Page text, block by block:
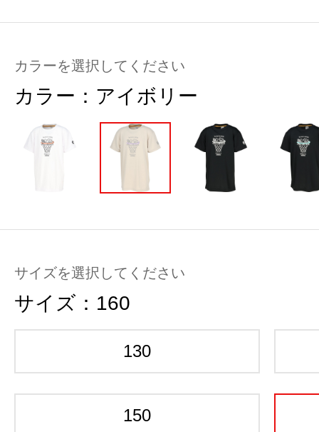
カラーを選択してください
カラー： アイボリー
サイズを選択してください
サイズ： 160
130
150